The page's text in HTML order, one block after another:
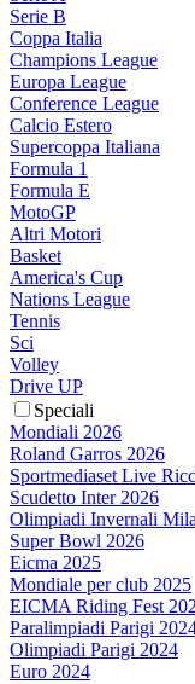
Serie B
Coppa Italia
Champions League
Europa League
Conference League
Calcio Estero
Supercoppa Italiana
Formula 1
Formula E
MotoGP
Altri Motori
Basket
America's Cup
Nations League
Tennis
Sci
Volley
Drive UP
Speciali
Mondiali 2026
Roland Garros 2026
Sportmediaset Live
Scudetto Inter 2026
Olimpiadi Invernali
Super Bowl 2026
Eicma 2025
Mondiale per club 2025
EICMA Riding Fest
Paralimpiadi Parigi
Olimpiadi Parigi 2024
Euro 2024